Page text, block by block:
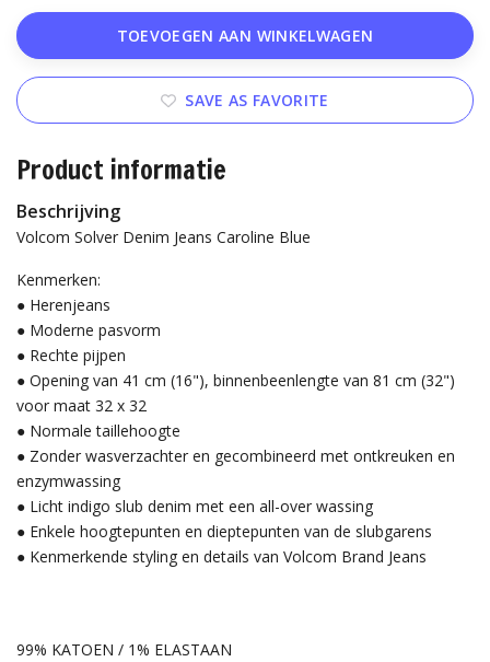
TOEVOEGEN AAN WINKELWAGEN
SAVE AS FAVORITE
Product informatie
Beschrijving
Volcom Solver Denim Jeans Caroline Blue
Kenmerken:
● Herenjeans
● Moderne pasvorm
● Rechte pijpen
● Opening van 41 cm (16"), binnenbeenlengte van 81 cm (32")
voor maat 32 x 32
● Normale taillehoogte
● Zonder wasverzachter en gecombineerd met ontkreuken en
enzymwassing
● Licht indigo slub denim met een all-over wassing
● Enkele hoogtepunten en dieptepunten van de slubgarens
● Kenmerkende styling en details van Volcom Brand Jeans
99% KATOEN / 1% ELASTAAN